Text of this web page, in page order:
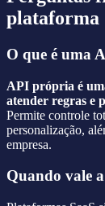
plataforma
O que é uma
API própria é
atender regras e
Permite controle
personalização,
empresa.
Quando vale